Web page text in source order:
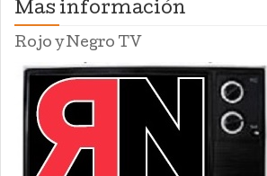
Mas información
Rojo y Negro TV